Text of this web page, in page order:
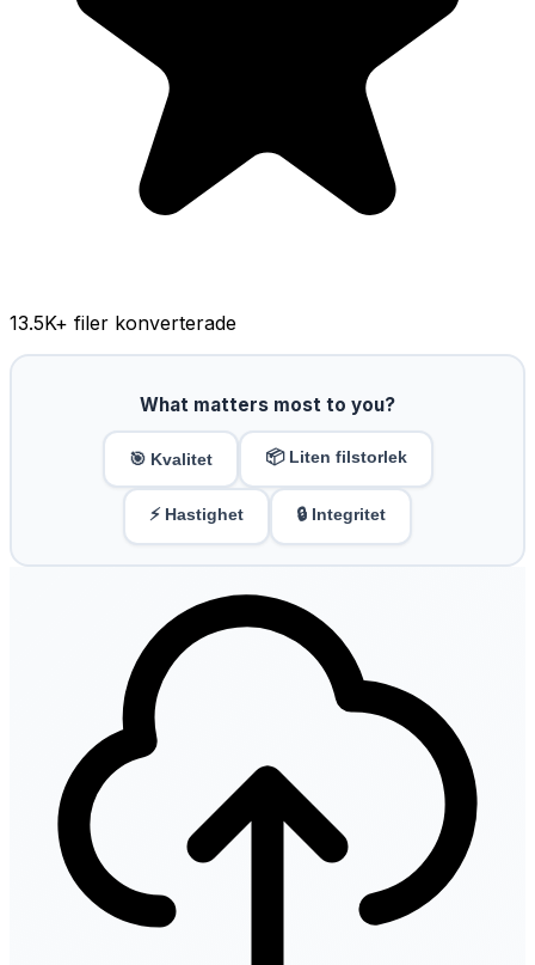
13.5K+ filer konverterade
What matters most to you?
🎯 Kvalitet 📦 Liten filstorlek
⚡ Hastighet 🔒 Integritet